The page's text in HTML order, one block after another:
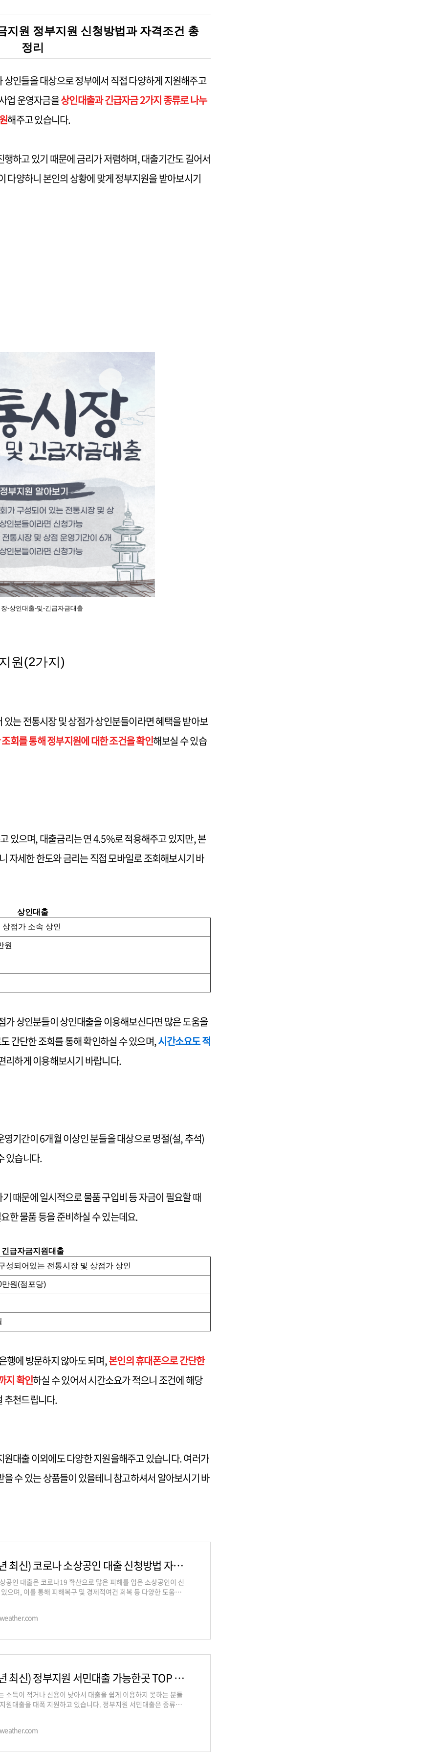
지원 정부지원 신청방법과 자격조건 총
정리
인들을 대상으로 정부에서 직접 다양하게 지원해주고
업 운영자금을상인대출과 긴급자금 2가지 종류로 나누
해주고 있습니다.
하고 있기 때문에 금리가 저렴하며, 대출기간도 길어서
다양하니 본인의 상황에 맞게 정부지원을 받아보시기
-상인대출-및-긴급자금대출
원(2가지)
는 전통시장 및 상점가 상인분들이라면 혜택을 받아보
회를 통해 정부지원에 대한 조건을 확인해보실 수 있습
있으며, 대출금리는 연 4.5%로 적용해주고 있지만, 본
자세한 한도와 금리는 직접 모바일로 조회해보시기 바
상인대출
점가 소속 상인
원
가 상인분들이 상인대출을 이용해보신다면 많은 도움을
간단한 조회를 통해 확인하실 수 있으며,시간소요도 적
리하게 이용해보시기 바랍니다.
기간이 6개월 이상인 분들을 대상으로 명절(설, 추석)
있습니다.
때문에 일시적으로 물품 구입비 등 자금이 필요할 때
한 물품 등을 준비하실 수 있는데요.
긴급자금지원대출
성되어있는 전통시장 및 상점가 상인
원(점포당)
행에 방문하지 않아도 되며,본인의 휴대폰으로 간단한
지 확인하실 수 있어서 시간소요가 적으니 조건에 해당
추천드립니다.
대출 이외에도 다양한 지원을해주고 있습니다. 여러가
수 있는 상품들이 있을테니 참고하셔서 알아보시기 바
(2021년 최신) 코로나 소상공인 대출 신청방법 자격조건 기간 대출은행 완벽정리
공인 대출은 코로나19 확산으로 많은 피해를 입은 소상공인이 신
으며, 이를 통해 피해복구 및 경제적여건 회복 등 다양한 도움을
(2021년 최신) 정부지원 서민대출 가능한곳 TOP 5 총정리
소득이 적거나 신용이 낮아서 대출을 쉽게 이용하지 못하는 분들
원대출을 대폭 지원하고 있습니다. 정부지원 서민대출은 종류가